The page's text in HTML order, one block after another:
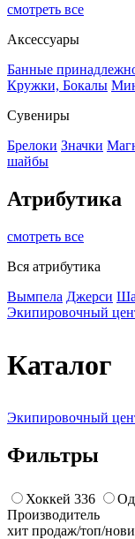
смотреть все
Аксессуары
Банные
Кружки, Бокалы
Сувениры
Брелоки Значки
шайбы
Атрибутика
смотреть все
Вся атрибутика
Вымпела Джерси
Экипировочный
Каталог
Экипировочный
Фильтры
Хоккей 336
Производитель
хит продаж/топ/